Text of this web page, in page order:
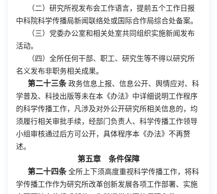
（二）研究所视发布会工作语言，提前五个工作日报
中科院科学传播局新闻联络处或国际合作局综合处备案。
（三）党委办公室和相关处室共同组织实施新闻发布
活动。
（四）全所任何干部、职工、研究生等不得以研究所
名义发布非职务相关成果。
第二十三条 政务信息上报、信息公开、舆情应对、科
学普及、科技出版等未在本《办法》中详细说明工作程序
的科学传播工作，凡涉及对外公开研究所相关信息的，均
须履行相关审批手续，经部门负责人、科学传播工作领导
小组审核通过后方可公开，具体程序本《办法》不再赘
述。
第五章 条件保障
第二十四条 全所上下须高度重视科学传播工作，将科
学传播工作作为研究所改革创新发展各项工作部署、实施